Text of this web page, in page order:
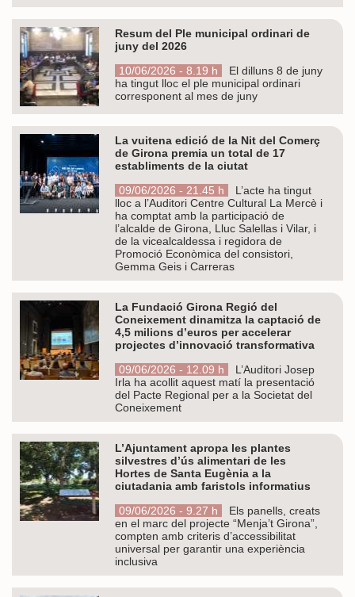
Resum del Ple municipal ordinari de
juny del 2026
10/06/2026 - 8.19 h
El dilluns 8 de juny
ha tingut lloc el ple municipal ordinari
corresponent al mes de juny
La vuitena edició de la Nit del Comerç
de Girona premia un total de 17
establiments de la ciutat
09/06/2026 - 21.45 h
L’acte ha tingut
lloc a l’Auditori Centre Cultural La Mercè i
ha comptat amb la participació de
l’alcalde de Girona, Lluc Salellas i Vilar, i
de la vicealcaldessa i regidora de
Promoció Econòmica del consistori,
Gemma Geis i Carreras
La Fundació Girona Regió del
Coneixement dinamitza la captació de
4,5 milions d’euros per accelerar
projectes d’innovació transformativa
09/06/2026 - 12.09 h
L’Auditori Josep
Irla ha acollit aquest matí la presentació
del Pacte Regional per a la Societat del
Coneixement
L’Ajuntament apropa les plantes
silvestres d’ús alimentari de les
Hortes de Santa Eugènia a la
ciutadania amb faristols informatius
09/06/2026 - 9.27 h
Els panells, creats
en el marc del projecte “Menja’t Girona”,
compten amb criteris d’accessibilitat
universal per garantir una experiència
inclusiva